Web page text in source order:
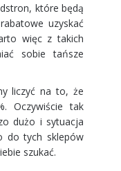
które będą
uzyskać
więc z takich
sobie tańsze
liczyć na to, że
Oczywiście tak
dużo i sytuacja
do tych sklepów
szukać.